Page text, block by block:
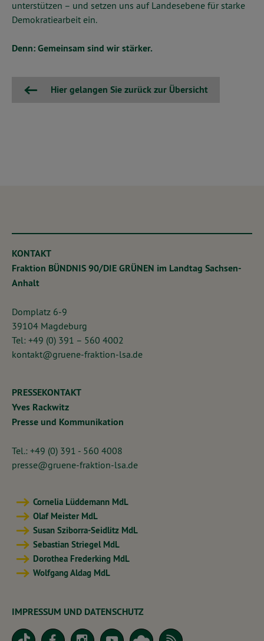
unterstützen – und setzen uns auf Landesebene für starke
Demokratiearbeit ein.
Denn: Gemeinsam sind wir stärker.
Hier gelangen Sie zurück zur Übersicht
KONTAKT
Fraktion BÜNDNIS 90/DIE GRÜNEN im Landtag Sachsen-
Anhalt
Domplatz 6-9
39104 Magdeburg
Tel: +49 (0) 391 – 560 4002
kontakt@gruene-fraktion-lsa.de
PRESSEKONTAKT
Yves Rackwitz
Presse und Kommunikation
Tel.: +49 (0) 391 - 560 4008
presse@gruene-fraktion-lsa.de
Cornelia Lüddemann MdL
Olaf Meister MdL
Susan Sziborra-Seidlitz MdL
Sebastian Striegel MdL
Dorothea Frederking MdL
Wolfgang Aldag MdL
IMPRESSUM UND DATENSCHUTZ